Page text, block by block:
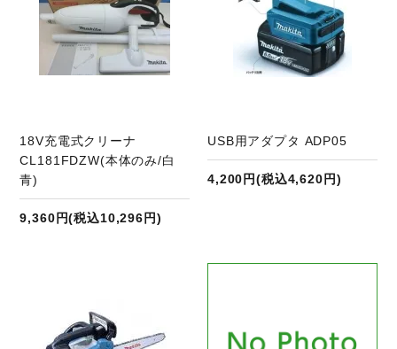
18V充電式クリーナ
CL181FDZW(本体のみ/白
青)
9,360円(税込10,296円)
USB用アダプタ ADP05
4,200円(税込4,620円)